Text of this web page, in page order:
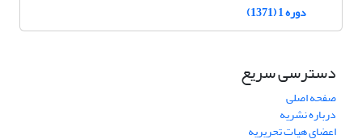
دوره 1 (1371)
دسترسی سریع
صفحه اصلی
درباره نشریه
اعضای هیات تحریریه